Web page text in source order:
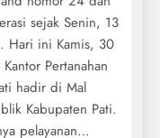
sejak Senin, 13
Hari ini Kamis, 30
Pertanahan
hadir di Mal
Kabupaten Pati.
pelayanan…